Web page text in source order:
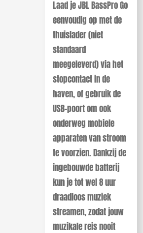
Laad je JBL BassPro Go
eenvoudig op met de
thuislader (niet
standaard
meegeleverd) via het
stopcontact in de
haven, of gebruik de
USB-poort om ook
onderweg mobiele
apparaten van stroom
te voorzien. Dankzij de
ingebouwde batterij
kun je tot wel 8 uur
draadloos muziek
streamen, zodat jouw
muzikale reis nooit